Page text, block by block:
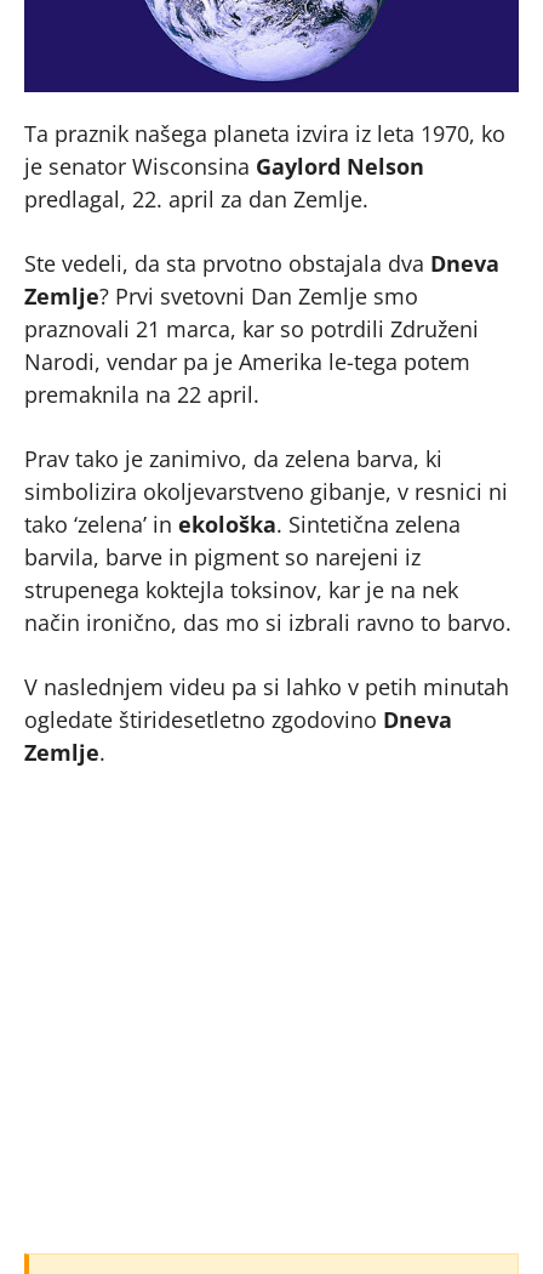
Ta praznik našega planeta izvira iz leta 1970, ko
je senator Wisconsina Gaylord Nelson
predlagal, 22. april za dan Zemlje.
Ste vedeli, da sta prvotno obstajala dva Dneva
Zemlje? Prvi svetovni Dan Zemlje smo
praznovali 21 marca, kar so potrdili Združeni
Narodi, vendar pa je Amerika le-tega potem
premaknila na 22 april.
Prav tako je zanimivo, da zelena barva, ki
simbolizira okoljevarstveno gibanje, v resnici ni
tako ‘zelena’ in ekološka. Sintetična zelena
barvila, barve in pigment so narejeni iz
strupenega koktejla toksinov, kar je na nek
način ironično, das mo si izbrali ravno to barvo.
V naslednjem videu pa si lahko v petih minutah
ogledate štiridesetletno zgodovino Dneva
Zemlje.